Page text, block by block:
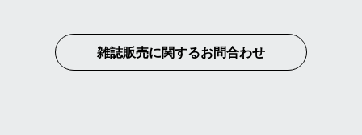
雑誌販売に関するお問合わせ